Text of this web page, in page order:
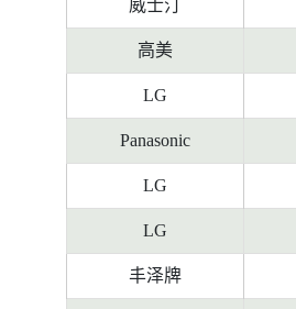
威士汀
高美
LG
Panasonic
LG
LG
丰泽牌